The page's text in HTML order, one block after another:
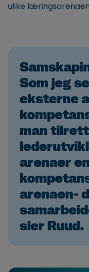
ulike
Som jeg
eksterne
man
arenaer
arenaen-
sier Ruud.